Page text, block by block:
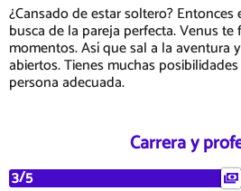
¿Cansado de estar soltero?
busca de la pareja perfecta. Venus te
momentos. Así que sal a la aventura
abiertos. Tienes muchas
persona adecuada.
Carrera y
3/5